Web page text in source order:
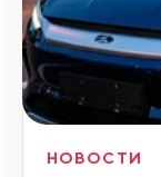
НОВОСТИ